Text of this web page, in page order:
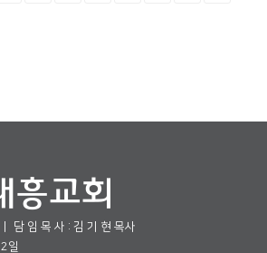
담 임 목 사 : 김 기 현 목사
일